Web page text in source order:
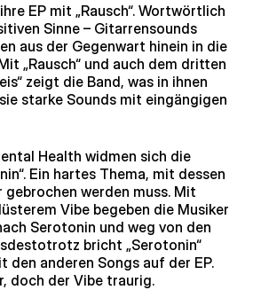
EP mit „Rausch“. Wortwörtlich
Sinne – Gitarrensounds
aus der Gegenwart hinein in die
„Rausch“ und auch dem dritten
zeigt die Band, was in ihnen
starke Sounds mit eingängigen
Health widmen sich die
Ein hartes Thema, mit dessen
gebrochen werden muss. Mit
Vibe begeben die Musiker
Serotonin und weg von den
bricht „Serotonin“
den anderen Songs auf der EP.
doch der Vibe traurig.